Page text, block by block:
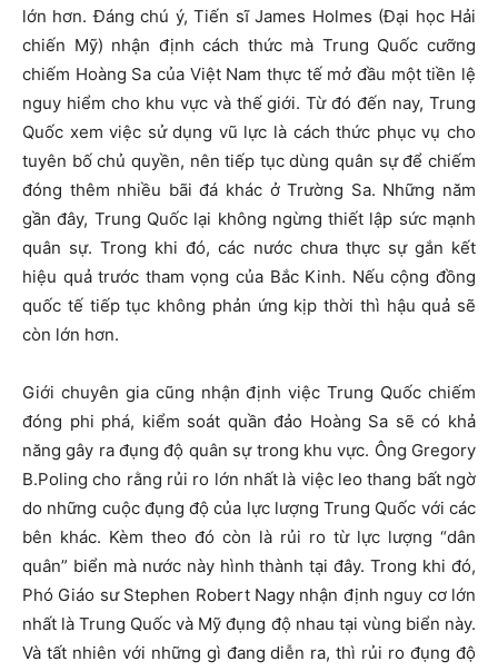
lớn hơn. Đáng chú ý, Tiến sĩ James Holmes (Đại học Hải
chiến Mỹ) nhận định cách thức mà Trung Quốc cưỡng
chiếm Hoàng Sa của Việt Nam thực tế mở đầu một tiền lệ
nguy hiểm cho khu vực và thế giới. Từ đó đến nay, Trung
Quốc xem việc sử dụng vũ lực là cách thức phục vụ cho
tuyên bố chủ quyền, nên tiếp tục dùng quân sự để chiếm
đóng thêm nhiều bãi đá khác ở Trường Sa. Những năm
gần đây, Trung Quốc lại không ngừng thiết lập sức mạnh
quân sự. Trong khi đó, các nước chưa thực sự gắn kết
hiệu quả trước tham vọng của Bắc Kinh. Nếu cộng đồng
quốc tế tiếp tục không phản ứng kịp thời thì hậu quả sẽ
còn lớn hơn.
Giới chuyên gia cũng nhận định việc Trung Quốc chiếm
đóng phi phá, kiểm soát quần đảo Hoàng Sa sẽ có khả
năng gây ra đụng độ quân sự trong khu vực. Ông Gregory
B.Poling cho rằng rủi ro lớn nhất là việc leo thang bất ngờ
do những cuộc đụng độ của lực lượng Trung Quốc với các
bên khác. Kèm theo đó còn là rủi ro từ lực lượng “dân
quân” biển mà nước này hình thành tại đây. Trong khi đó,
Phó Giáo sư Stephen Robert Nagy nhận định nguy cơ lớn
nhất là Trung Quốc và Mỹ đụng độ nhau tại vùng biển này.
Và tất nhiên với những gì đang diễn ra, thì rủi ro đụng độ